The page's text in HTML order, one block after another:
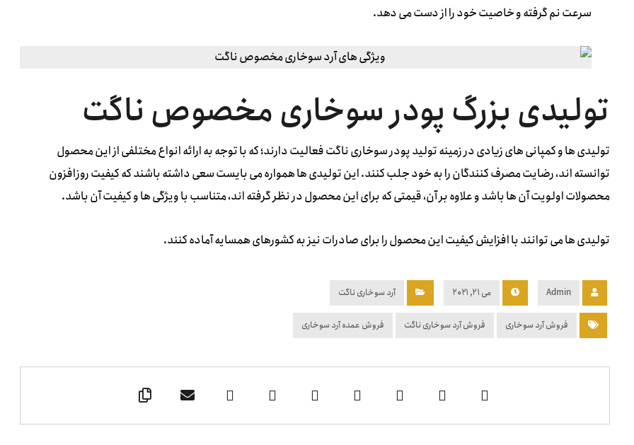
سرعت نم گرفته و خاصیت خود را از دست می دهد.
تولیدی بزرگ پودر سوخاری مخصوص ناگت
تولیدی ها و کمپانی های زیادی در زمینه تولید پودر سوخاری ناگت فعالیت دارند؛ که با توجه به ارائه انواع مختلفی از این محصول
توانسته اند، رضایت مصرف کنندگان را به خود جلب کنند.این تولیدی ها همواره می بایست سعی داشته باشند که کیفیت روزافزون
محصولات اولویت آن ها باشد و علاوه بر آن، قیمتی که برای این محصول در نظر گرفته اند، متناسب با ویژگی ها و کیفیت آن باشد.
تولیدی ها می توانند با افزایش کیفیت این محصول را برای صادرات نیز به کشورهای همسایه آماده کنند.
Admin می ۲۱, ۲۰۲۱ آرد سوخاری ناگت
فروش آرد سوخاری فروش آرد سوخاری ناگت فروش عمده آرد سوخاری